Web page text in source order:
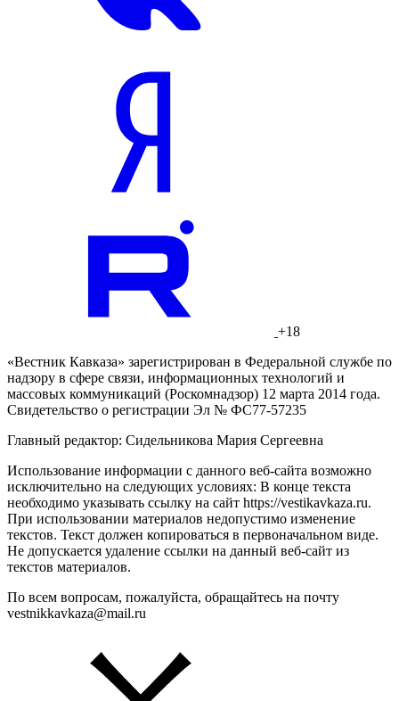
+18
«Вестник Кавказа» зарегистрирован в Федеральной службе по
надзору в сфере связи, информационных технологий и
массовых коммуникаций (Роскомнадзор) 12 марта 2014 года.
Свидетельство о регистрации Эл № ФС77-57235
Главный редактор: Сидельникова Мария Сергеевна
Использование информации с данного веб-сайта возможно
исключительно на следующих условиях: В конце текста
необходимо указывать ссылку на сайт https://vestikavkaza.ru.
При использовании материалов недопустимо изменение
текстов. Текст должен копироваться в первоначальном виде.
Не допускается удаление ссылки на данный веб-сайт из
текстов материалов.
По всем вопросам, пожалуйста, обращайтесь на почту
vestnikkavkaza@mail.ru